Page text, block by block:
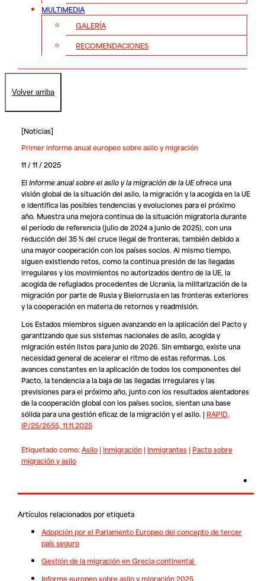
MULTIMEDIA
GALERÍA
RECOMENDACIONES
Volver arriba
[Noticias]
Primer informe anual europeo sobre asilo y migración
11 / 11 / 2025
El Informe anual sobre el asilo y la migración de la UEofrece una
visión global de la situación del asilo, la migración y la acogida en la UE
e identifica las posibles tendencias y evoluciones para el próximo
año. Muestra una mejora continua de la situación migratoria durante
el período de referencia (julio de 2024 a junio de 2025), con una
reducción del 35 % del cruce ilegal de fronteras, también debido a
una mayor cooperación con los países socios. Al mismo tiempo,
siguen existiendo retos, como la continua presión de las llegadas
irregulares y los movimientos no autorizados dentro de la UE, la
acogida de refugiados procedentes de Ucrania, la militarización de la
migración por parte de Rusia y Bielorrusia en las fronteras exteriores
y la cooperación en materia de retornos y readmisión.
Los Estados miembros siguen avanzando en la aplicación del Pacto y
garantizando que sus sistemas nacionales de asilo, acogida y
migración estén listos para junio de 2026. Sin embargo, existe una
necesidad general de acelerar el ritmo de estas reformas. Los
avances constantes en la aplicación de todos los componentes del
Pacto, la tendencia a la baja de las llegadas irregulares y las
previsiones para el próximo año, junto con los resultados alentadores
de la cooperación global con los países socios, sientan una base
sólida para una gestión eficaz de la migración y el asilo. | RAPID,
IP/25/2655, 11.11.2025
Etiquetado como:Asilo| Inmigración| Inmigrantes| Pacto sobre
migración y asilo
Artículos relacionados por etiqueta
Adopción por el Parlamento Europeo del concepto de tercer
país seguro
Gestión de la migración en Grecia continental
Informe europeo sobre asilo y migración 2025